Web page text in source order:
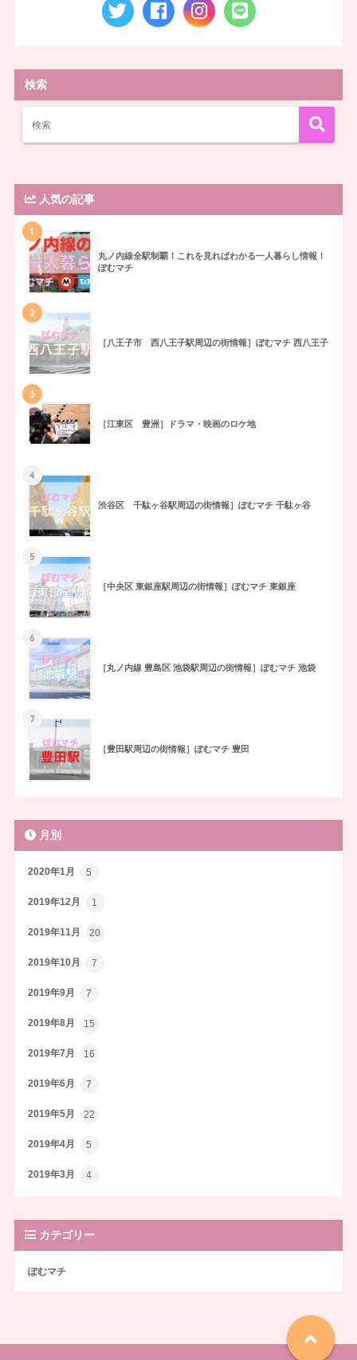
検索
人気の記事
1
丸ノ内線全駅制覇！これを見ればわかる一人暮らし情報！
ぽむマチ
2
［八王子市 西八王子駅周辺の街情報］ぽむマチ 西八王子
3
［江東区 豊洲］ドラマ・映画のロケ地
4
渋谷区 千駄ヶ谷駅周辺の街情報］ぽむマチ 千駄ヶ谷
5
［中央区 東銀座駅周辺の街情報］ぽむマチ 東銀座
6
［丸ノ内線 豊島区 池袋駅周辺の街情報］ぽむマチ 池袋
7
［豊田駅周辺の街情報］ぽむマチ 豊田
月別
2020年1月 5
2019年12月 1
2019年11月 20
2019年10月 7
2019年9月 7
2019年8月 15
2019年7月 16
2019年6月 7
2019年5月 22
2019年4月 5
2019年3月 4
カテゴリー
ぽむマチ